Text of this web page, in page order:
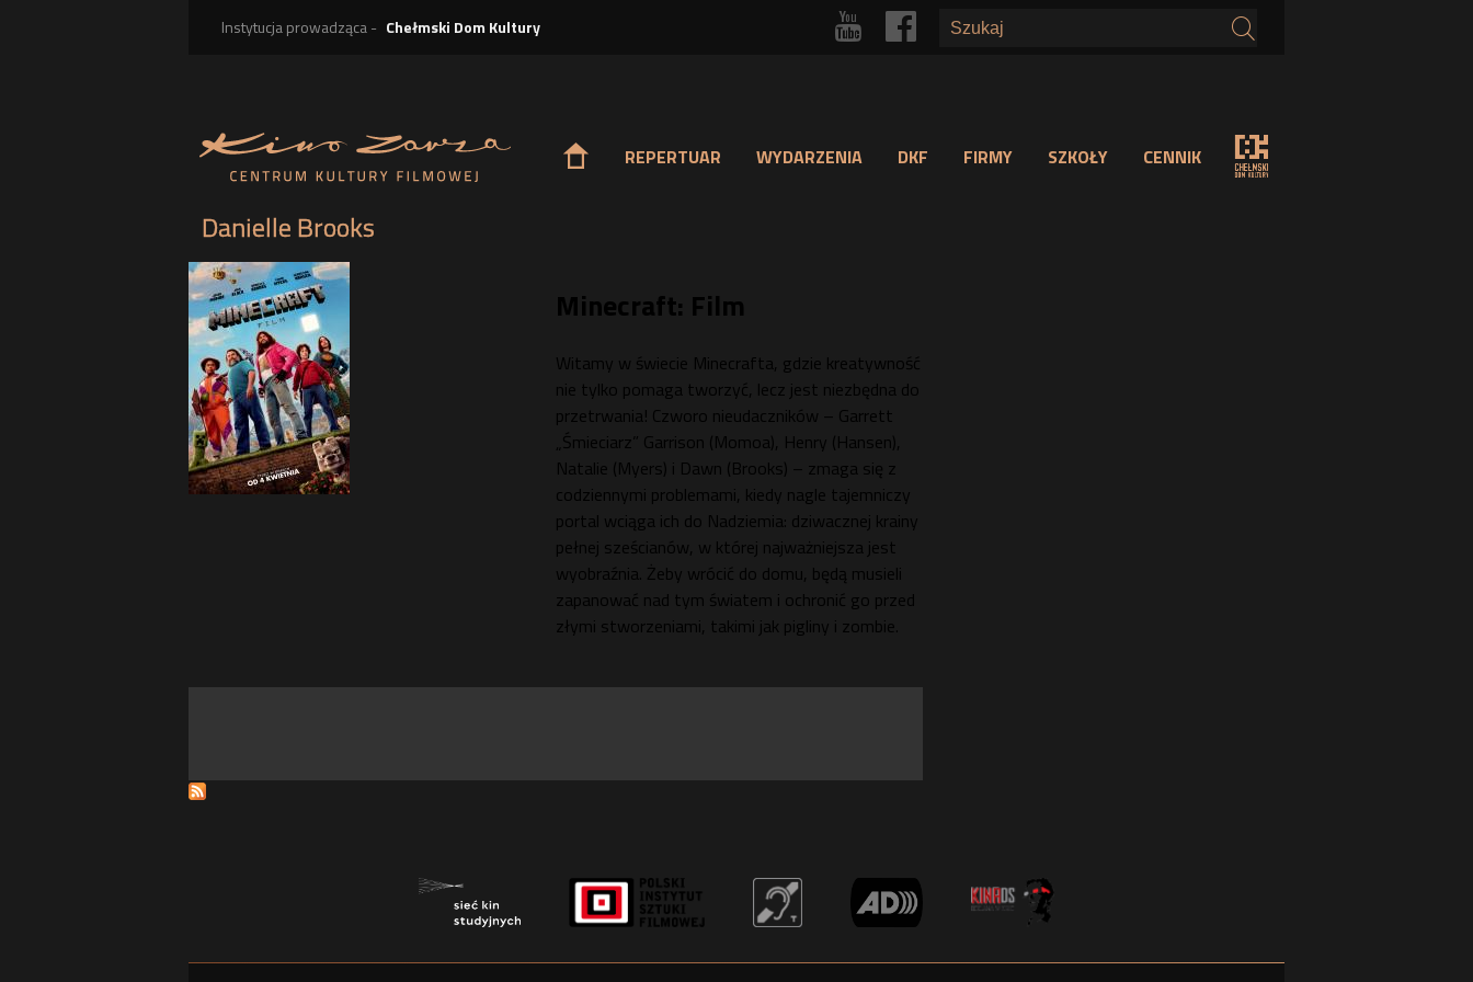
Instytucja prowadząca - Chełmski Dom Kultury r p
o REPERTUAR WYDARZENIA DKF FIRMY SZKOŁY CENNIK s
Danielle Brooks
Minecraft: Film
Witamy w świecie Minecrafta, gdzie kreatywność
nie tylko pomaga tworzyć, lecz jest niezbędna do
przetrwania! Czworo nieudaczników – Garrett
„Śmieciarz” Garrison (Momoa), Henry (Hansen),
Natalie (Myers) i Dawn (Brooks) – zmaga się z
codziennymi problemami, kiedy nagle tajemniczy
portal wciąga ich do Nadziemia: dziwacznej krainy
pełnej sześcianów, w której najważniejsza jest
wyobraźnia. Żeby wrócić do domu, będą musieli
zapanować nad tym światem i ochronić go przed
złymi stworzeniami, takimi jak pigliny i zombie.